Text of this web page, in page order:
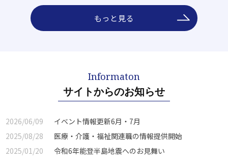
もっと見る
サイトからのお知らせ
2026/06/09
イベント情報更新6月・7月
2025/08/28
医療・介護・福祉関連職の情報提供開始
2025/01/20
令和6年能登半島地震へのお見舞い